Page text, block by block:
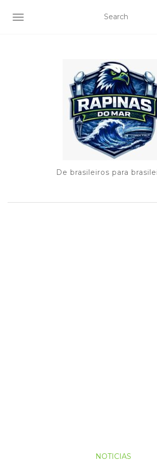
TOGGLE NAVIGATION
De brasileiros para
NOTICIAS